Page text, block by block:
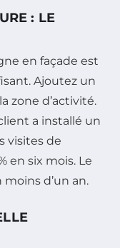
: LE
en façade est
Ajoutez un
zone d’activité.
a installé un
visites de
en six mois. Le
d’un an.